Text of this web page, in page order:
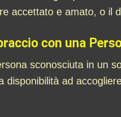
accettato e amato, o il
con una
sconosciuta in un
disponibilità ad